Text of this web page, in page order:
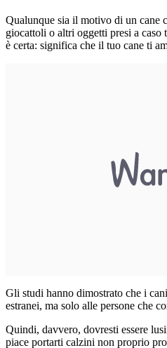
Qualunque sia il motivo di un cane
giocattoli o altri oggetti presi a caso
è certa: significa che il tuo cane ti
Gli studi hanno dimostrato che i
estranei, ma solo alle persone che
Quindi, davvero, dovresti essere
piace portarti calzini non proprio